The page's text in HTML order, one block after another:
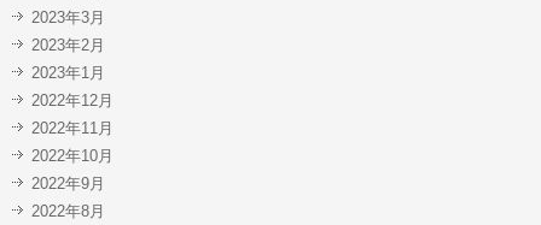
2023年3月
2023年2月
2023年1月
2022年12月
2022年11月
2022年10月
2022年9月
2022年8月